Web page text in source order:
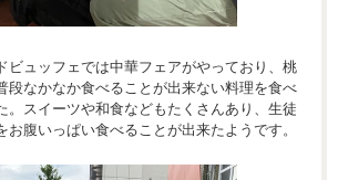
ビュッフェでは中華フェアがやっており、桃
段なかなか食べることが出来ない料理を食べ
。スイーツや和食などもたくさんあり、生徒
お腹いっぱい食べることが出来たようです。